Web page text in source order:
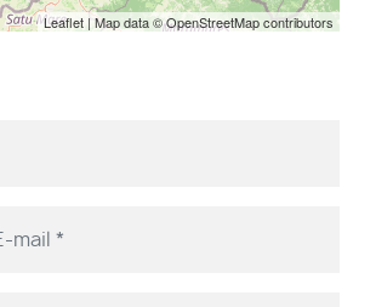
Leaflet | Map data ©OpenStreetMapcontributors